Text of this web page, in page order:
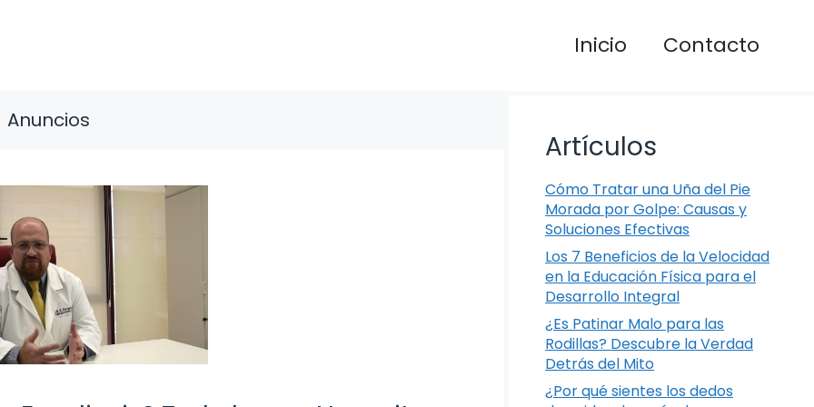
Inicio Contacto
Anuncios
Artículos
Cómo Tratar una Uña del Pie
Morada por Golpe: Causas y
Soluciones Efectivas
Los 7 Beneficios de la Velocidad
en la Educación Física para el
Desarrollo Integral
¿Es Patinar Malo para las
Rodillas? Descubre la Verdad
Detrás del Mito
¿Por qué sientes los dedos